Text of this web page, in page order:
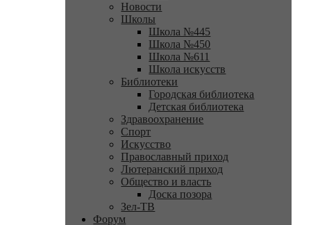
Новости
Школы
Школа №445
Школа №450
Школа №611
Школа искусств
Библиотеки
Городская библиотека
Детская библиотека
Здравоохранение
Спорт
Искусство
Православный приход
Лютеранский приход
Общество и власть
Доска позора
Зел-ТВ
Форум